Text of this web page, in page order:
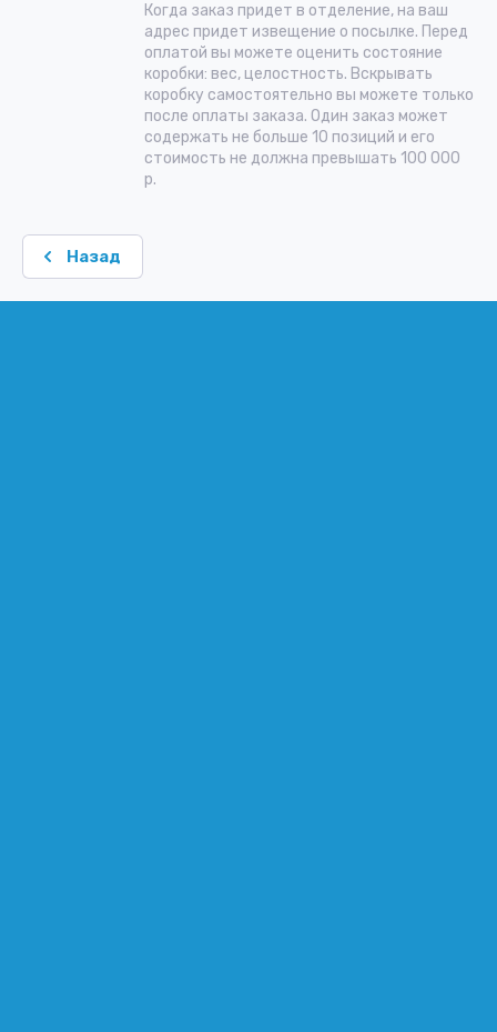
Когда заказ придет в отделение, на ваш
адрес придет извещение о посылке. Перед
оплатой вы можете оценить состояние
коробки: вес, целостность. Вскрывать
коробку самостоятельно вы можете только
после оплаты заказа. Один заказ может
содержать не больше 10 позиций и его
стоимость не должна превышать 100 000
р.
Назад